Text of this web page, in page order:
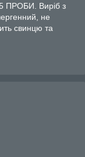
ПРОБИ. Виріб з
не
свинцю та